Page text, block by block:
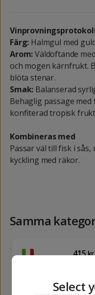
Färg: Halmgul med
Arom:Väldoftande
och mogen kärnfrukt.
blöta stenar.
Smak: Balanserad
Behaglig passage
konfiterad tropisk
Kombineras med
Passar väl till fisk i
kyckling med räkor.
Samma
415kr
Select